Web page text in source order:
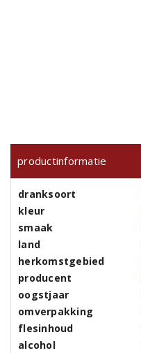
productinformatie
dranksoort
kleur
smaak
land
herkomstgebied
producent
oogstjaar
omverpakking
flesinhoud
alcohol